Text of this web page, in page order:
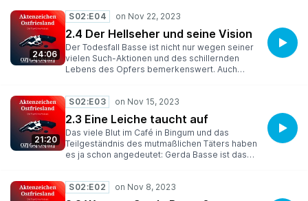
dauern und einiges zu Tage fördern, das sonst
nie öffentlich geworden wäre.
24:06
S02:E04
2.4 Der Hellseher und seine Vision
Der Todesfall Basse ist nicht nur wegen seiner
vielen Such-Aktionen und des schillernden
Lebens des Opfers bemerkenswert. Auch
vor allen anderen gefunden haben will, und ein
Internet-Forum, in der Hobby-Ermittler allerlei
Theorien aufstellen …
21:20
S02:E03
2.3 Eine Leiche taucht auf
Das viele Blut im Café in Bingum und das
Teilgeständnis des mutmaßlichen Täters haben
es ja schon angedeutet: Gerda Basse ist das
Nähe von Hamburg haben die Hinterbliebenen
und die Ermittler Gewissheit.
S02:E02